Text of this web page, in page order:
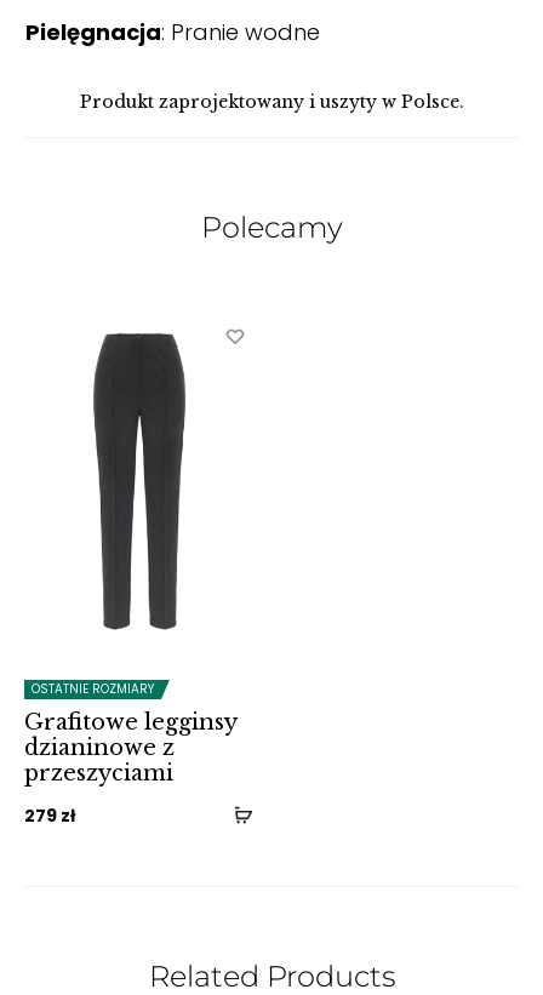
Pielęgnacja: Pranie wodne
Produkt zaprojektowany i uszyty w Polsce.
Polecamy
OSTATNIE ROZMIARY
Grafitowe legginsy
dzianinowe z
przeszyciami
279 zł
Related Products